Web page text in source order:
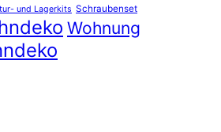
und Lagerkits Schraubenset
Wohnung